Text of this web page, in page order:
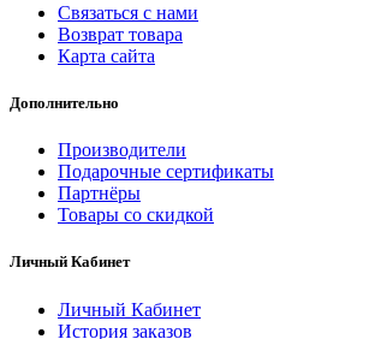
Связаться с нами
Возврат товара
Карта сайта
Дополнительно
Производители
Подарочные сертификаты
Партнёры
Товары со скидкой
Личный Кабинет
Личный Кабинет
История заказов